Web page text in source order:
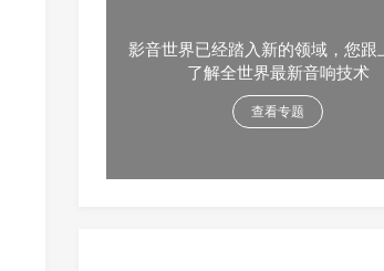
影音世界已经踏入新的领域，您跟
了解全世界最新音响技术
查看专题